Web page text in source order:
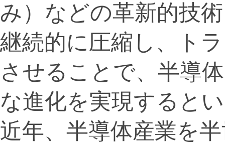
み）などの革新的技
継続的に圧縮し、ト
させることで、半導
な進化を実現すると
近年、半導体産業を